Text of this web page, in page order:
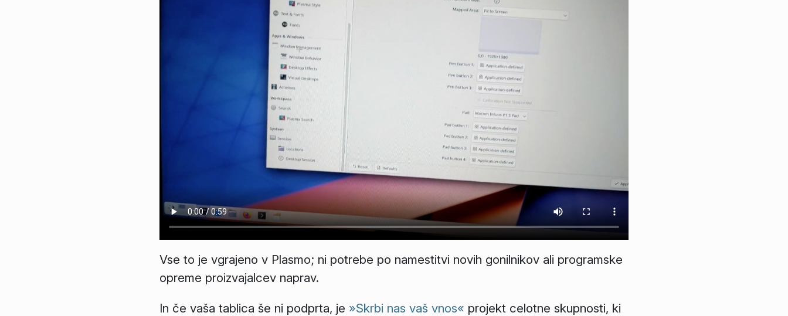
Vse to je vgrajeno v Plasmo; ni potrebe po namestitvi novih gonilnikov ali programske
opreme proizvajalcev naprav.
In če vaša tablica še ni podprta, je »Skrbi nas vaš vnos« projekt celotne skupnosti, ki